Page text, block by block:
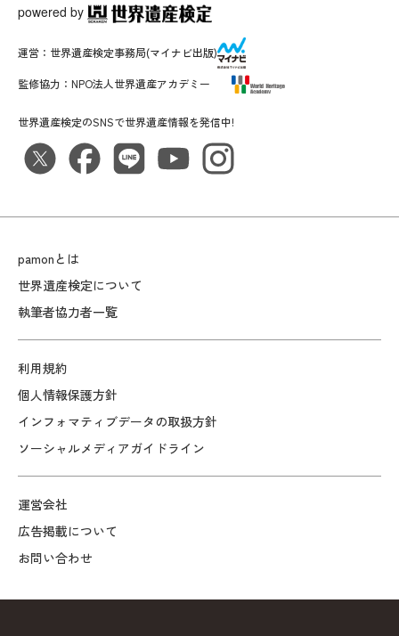
powered by
pamonとは
世界遺産検定について
執筆者協力者一覧
利用規約
個人情報保護方針
インフォマティブデータの取扱方針
ソーシャルメディアガイドライン
運営会社
広告掲載について
お問い合わせ
世界遺産検定のSNSで世界遺産情報を発信中!
運営： 世界遺産検定事務局(マイナビ出版)
監修協力： NPO法人世界遺産アカデミー